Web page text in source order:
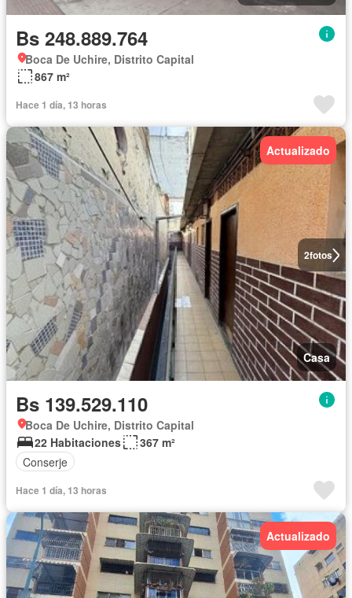
Bs 248.889.764
Boca De Uchire, Distrito Capital
867 m²
Hace 1 día, 13 horas
2fotos
Actualizado
Casa
Bs 139.529.110
Boca De Uchire, Distrito Capital
22 Habitaciones
367 m²
Conserje
Hace 1 día, 13 horas
Actualizado